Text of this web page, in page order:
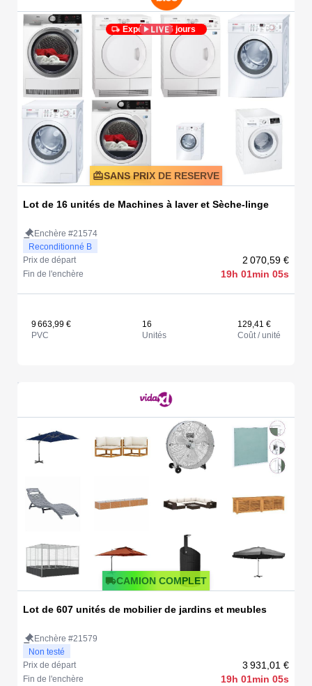
Expédié en 5 jours
SANS PRIX DE RESERVE
Lot de 16 unités de Machines à laver et Sèche-linge
Enchère #21574
Reconditionné B
Prix de départ
2 070,59 €
Fin de l'enchère 19h 01min 05s
9 663,99 €
PVC
16
Unités
129,41 €
Coût / unité
CAMION COMPLET
Lot de 607 unités de mobilier de jardins et meubles
Enchère #21579
Non testé
Prix de départ
3 931,01 €
Fin de l'enchère 19h 01min 05s